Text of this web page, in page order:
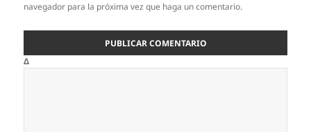
navegador para la próxima vez que haga un comentario.
Δ